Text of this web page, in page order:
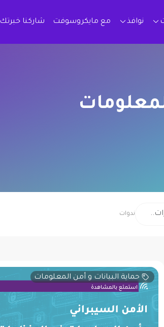
نوافذ مع مايكروسوفت شاركنا خبرتك
ندوات
حماية البيانات و أمن المعلومات